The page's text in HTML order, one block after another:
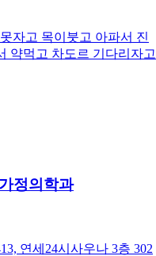
자고 목이붓고 아파서 진
약먹고 차도르 기다리자고
가정의학과
연세24시사우나 3층 302